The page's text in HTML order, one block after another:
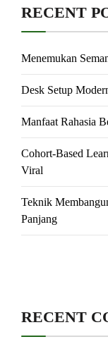
RECENT
Menemukan
Desk Setup
Manfaat Rahasia
Cohort-Based
Viral
Teknik
Panjang
RECENT